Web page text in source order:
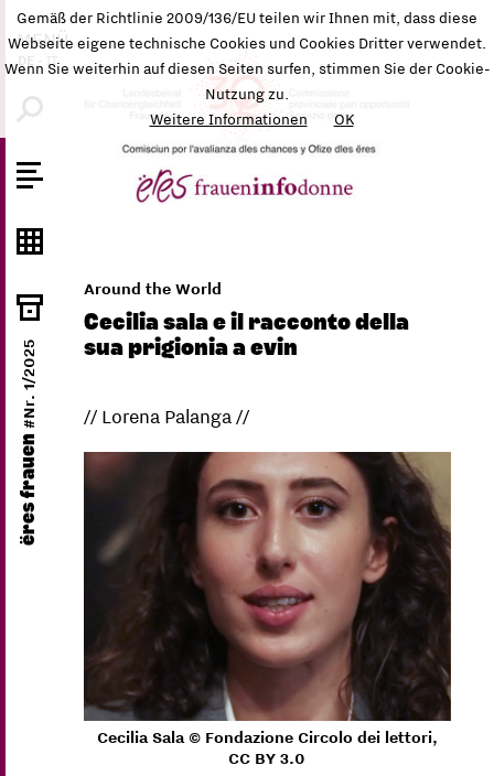
MENÜ
DE - IT
ëres frauen
#Nr. 1/2025
Around the World
Cecilia sala e il racconto della
sua prigionia a evin
// Lorena Palanga //
Cecilia Sala © Fondazione Circolo dei lettori,
CC BY 3.0
Gemäß der Richtlinie 2009/136/EU teilen wir Ihnen mit, dass diese
Webseite eigene technische Cookies und Cookies Dritter verwendet.
Wenn Sie weiterhin auf diesen Seiten surfen, stimmen Sie der Cookie-
Nutzung zu.
Weitere Informationen
OK